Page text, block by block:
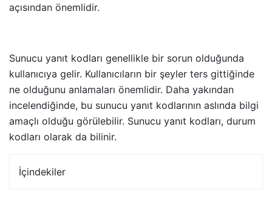
açısından önemlidir.
Sunucu yanıt kodları genellikle bir sorun olduğunda
kullanıcıya gelir. Kullanıcıların bir şeyler ters gittiğinde
ne olduğunu anlamaları önemlidir. Daha yakından
incelendiğinde, bu sunucu yanıt kodlarının aslında bilgi
amaçlı olduğu görülebilir. Sunucu yanıt kodları, durum
kodları olarak da bilinir.
İçindekiler